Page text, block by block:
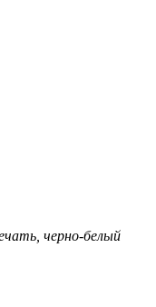
черно-белый